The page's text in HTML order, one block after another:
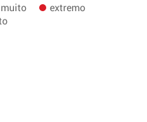
muito
extremo